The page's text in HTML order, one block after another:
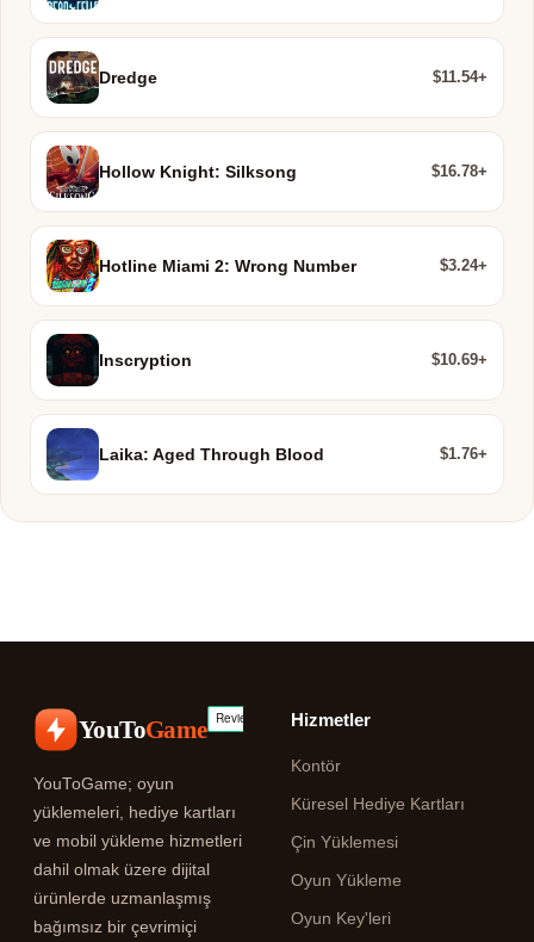
Dredge $11.54+
Hollow Knight: Silksong $16.78+
Hotline Miami 2: Wrong Number $3.24+
Inscryption $10.69+
Laika: Aged Through Blood $1.76+
YouToGame
YouToGame; oyun
yüklemeleri, hediye kartları
ve mobil yükleme hizmetleri
dahil olmak üzere dijital
ürünlerde uzmanlaşmış
bağımsız bir çevrimiçi
Hizmetler
Kontör
Küresel Hediye Kartları
Çin Yüklemesi
Oyun Yükleme
Oyun Key'leri